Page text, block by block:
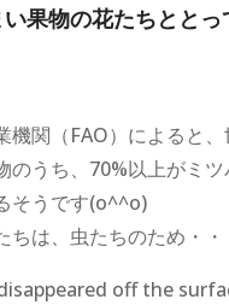
果物の花たちととっ
機関（FAO）によると
のうち、70%以上がミ
そうです(o^^o)
ちは、虫たちのため・・
off the